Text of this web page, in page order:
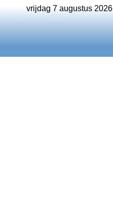
vrijdag 7 augustus 2026